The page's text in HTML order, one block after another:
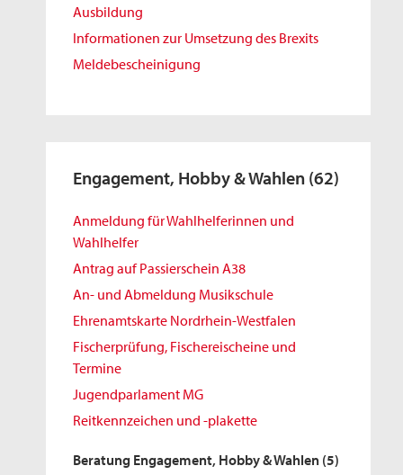
Ausbildung
Informationen zur Umsetzung des Brexits
Meldebescheinigung
Engagement, Hobby & Wahlen (62)
Anmeldung für Wahlhelferinnen und
Wahlhelfer
Antrag auf Passierschein A38
An- und Abmeldung Musikschule
Ehrenamtskarte Nordrhein-Westfalen
Fischerprüfung, Fischereischeine und
Termine
Jugendparlament MG
Reitkennzeichen und -plakette
Beratung Engagement, Hobby & Wahlen (5)